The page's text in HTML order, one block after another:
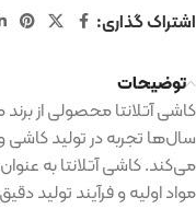
اشتراک گذاری:
توضیحات
کاشی آتلانتا محصولی از
سال‌ها تجربه در تولید کاشی
می‌کند.کاشی آتلانتا به
مواد اولیه و فرآیند تولید